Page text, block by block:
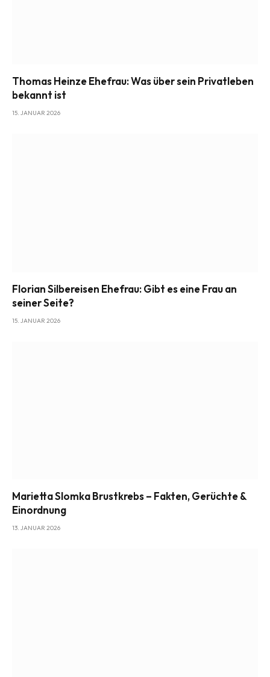
Thomas Heinze Ehefrau: Was über sein Privatleben
bekannt ist
15. JANUAR 2026
Florian Silbereisen Ehefrau: Gibt es eine Frau an
seiner Seite?
15. JANUAR 2026
Marietta Slomka Brustkrebs – Fakten, Gerüchte &
Einordnung
13. JANUAR 2026